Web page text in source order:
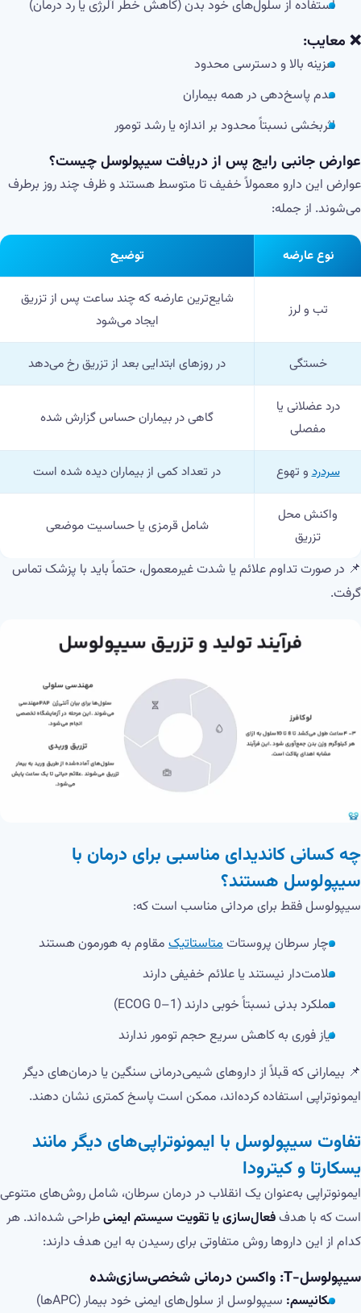
استفاده از سلول‌های خود بدن (کاهش خطر آلرژی یا رد درمان)
❌ معایب:
هزینه بالا و دسترسی محدود
عدم پاسخ‌دهی در همه بیماران
اثربخشی نسبتاً محدود بر اندازه یا رشد تومور
عوارض جانبی رایج پس از دریافت سیپولوسل چیست؟
عوارض این دارو معمولاً خفیف تا متوسط هستند و ظرف چند روز برطرف
می‌شوند. از جمله:
نوع عارضه توضیح
تب و لرز
شایع‌ترین عارضه که چند ساعت پس از تزریق
ایجاد می‌شود
خستگی در روزهای ابتدایی بعد از تزریق رخ می‌دهد
درد عضلانی یا
مفصلی
گاهی در بیماران حساس گزارش شده
سردردو تهوع در تعداد کمی از بیماران دیده شده است
واکنش محل
تزریق
شامل قرمزی یا حساسیت موضعی
📌 در صورت تداوم علائم یا شدت غیرمعمول، حتماً باید با پزشک تماس
گرفت.
چه کسانی کاندیدای مناسبی برای درمان با
سیپولوسل هستند؟
سیپولوسل فقط برای مردانی مناسب است که:
دچار سرطان پروستاتمتاستاتیک مقاوم به هورمون هستند
علامت‌دار نیستند یا علائم خفیفی دارند
عملکرد بدنی نسبتاً خوبی دارند (ECOG 0–1)
نیاز فوری به کاهش سریع حجم تومور ندارند
📌 بیمارانی که قبلاً از داروهای شیمی‌درمانی سنگین یا درمان‌های دیگر
ایمونوتراپی استفاده کرده‌اند، ممکن است پاسخ کمتری نشان دهند.
تفاوت سیپولوسل با ایمونوتراپی‌های دیگر مانند
یسکارتا و کیترودا
ایمونوتراپی به‌عنوان یک انقلاب در درمان سرطان، شامل روش‌های متنوعی
است که با هدففعال‌سازی یا تقویت سیستم ایمنیطراحی شده‌اند. هر
کدام از این داروها روش متفاوتی برای رسیدن به این هدف دارند:
سیپولوسل-T: واکسن درمانی شخصی‌سازی‌شده
مکانیسم:
سیپولوسل از سلول‌های ایمنی خود بیمار (APCها)